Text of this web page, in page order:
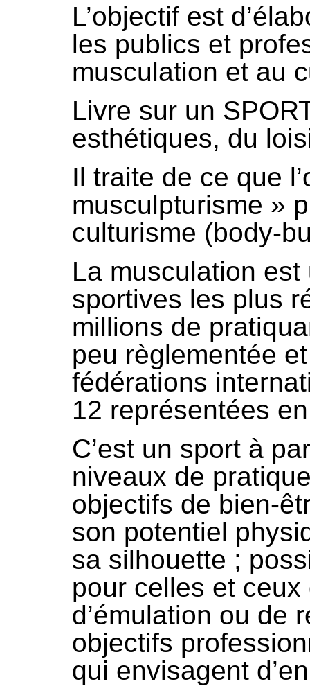
L’objectif est
les publics et
musculation et au
Livre sur un
esthétiques, du
Il traite de ce que
musculpturisme »
culturisme (body-
La musculation
sportives les plus
millions de
peu règlementée
fédérations
12 représentées
C’est un sport à
niveaux de
objectifs de bien-
son potentiel
sa silhouette ;
pour celles et
d’émulation ou de
objectifs
qui envisagent